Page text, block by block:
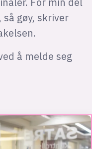
gøy, skriver
å melde seg